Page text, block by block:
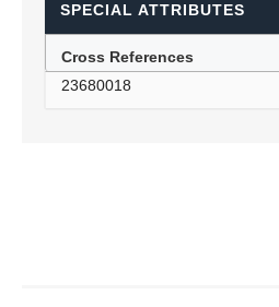
SPECIAL ATTRIBUTES
Cross References
23680018